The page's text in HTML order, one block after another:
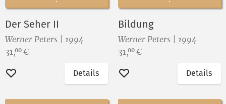
Der Seher II
Werner Peters | 1994
Preis:
31,00 €
Merken
Details
Bildung
Werner Peters | 1994
Preis:
31,00 €
Merken
Details